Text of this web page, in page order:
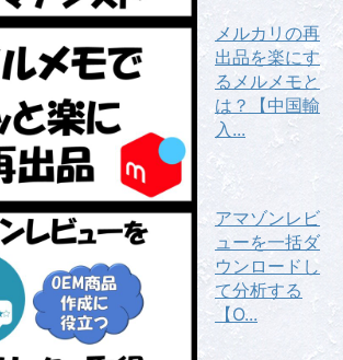
メルカリの再
出品を楽にす
るメルメモと
は？【中国輸
入...
アマゾンレビ
ューを一括ダ
ウンロードし
て分析する
【O...